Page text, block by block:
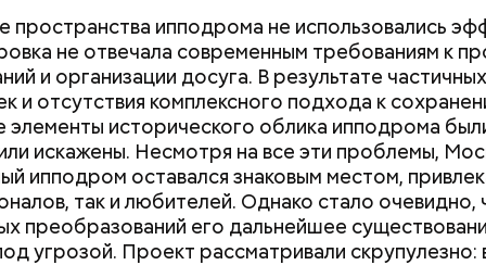
пространства ипподрома не использовались
не отвечала современным требованиям к
и организации досуга. В результате частичных
и отсутствия комплексного подхода к
элементы исторического облика ипподрома
искажены. Несмотря на все эти проблемы,
ипподром оставался знаковым местом,
так и любителей. Однако стало очевидно,
преобразований его дальнейшее
угрозой. Проект рассматривали скрупулезно:
проекта выступает ГК «Галс-Девелопмент»,
департамента градостроительной политики.